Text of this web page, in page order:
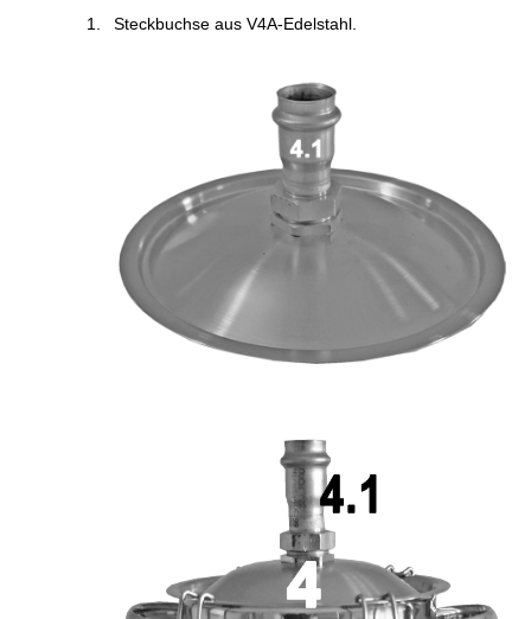
Steckbuchse aus V4A-Edelstahl.